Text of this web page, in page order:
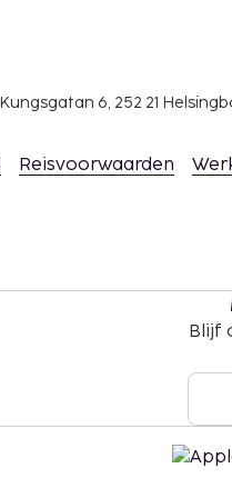
tegen een
volledig. Toeslagen en
wetgeving mogen
verblijft gratis
slaapt en het
de accommodatie
die je kunt
bij het
Kungsgatan 6, 252 21
Reisvoorwaarden
Blijf